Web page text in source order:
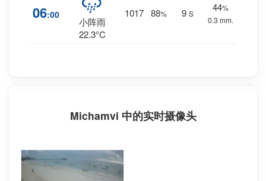
06:00
小阵雨
22.3°C
1017 88% 9 S
44%
0.3 mm.
Michamvi 中的实时摄像头